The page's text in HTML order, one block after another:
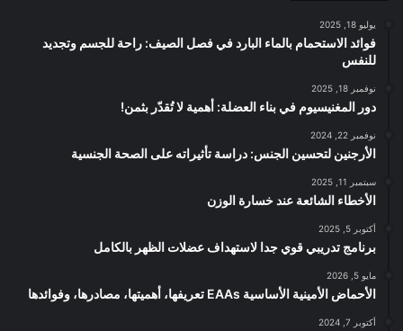
يوليو 18, 2025
فوائد الاستحمام بالماء البارد في فصل الصيف: راحة للجسم وتجديد
للنفس
نوفمبر 18, 2025
دور المغنيسيوم في بناء العضلة: أهمية لا تُقدّر بثمن!
نوفمبر 22, 2024
الأرجنين لتحسين الجنس: دراسة تأثيراته على الصحة الجنسية
سبتمبر 11, 2025
الأخطاء الشائعة عند خسارة الوزن
أكتوبر 5, 2025
برنامج تدريبي قوي جدا لاستهداف عضلات الظهر بالكامل
مايو 5, 2026
الأحماض الأمينية الأساسية EAAs تعريفها، أهميتها، مصادرها، وفوائدها
أكتوبر 7, 2024